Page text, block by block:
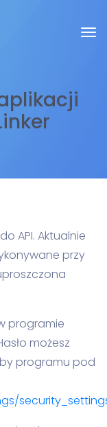
API. Aktualnie
przy
programie
możesz
programu pod